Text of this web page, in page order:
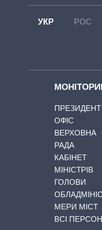
УКР РОС
ПРЕЗИДЕНТ
ОФІС
ВЕРХОВНА
РАДА
КАБІНЕТ
МІНІСТРІВ
ГОЛОВИ
МЕРИ МІСТ
ВСІ